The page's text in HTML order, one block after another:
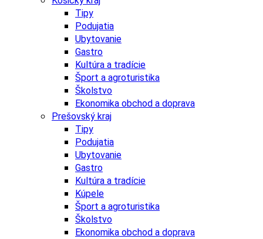
Tipy
Podujatia
Ubytovanie
Gastro
Kultúra a tradície
Šport a agroturistika
Školstvo
Ekonomika obchod a doprava
Prešovský kraj
Tipy
Podujatia
Ubytovanie
Gastro
Kultúra a tradície
Kúpele
Šport a agroturistika
Školstvo
Ekonomika obchod a doprava